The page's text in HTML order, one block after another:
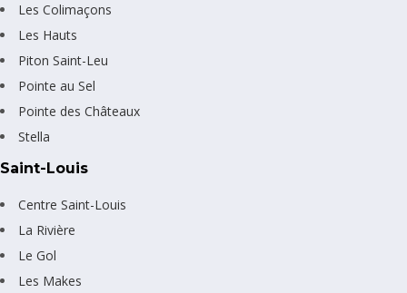
Les Colimaçons
Les Hauts
Piton Saint-Leu
Pointe au Sel
Pointe des Châteaux
Stella
Saint-Louis
Centre Saint-Louis
La Rivière
Le Gol
Les Makes